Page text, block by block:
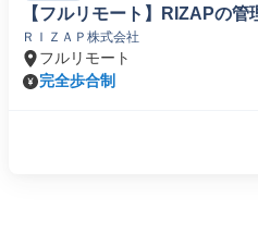
【フルリモート】RIZAPの
ＲＩＺＡＰ株式会社
フルリモート
完全歩合制